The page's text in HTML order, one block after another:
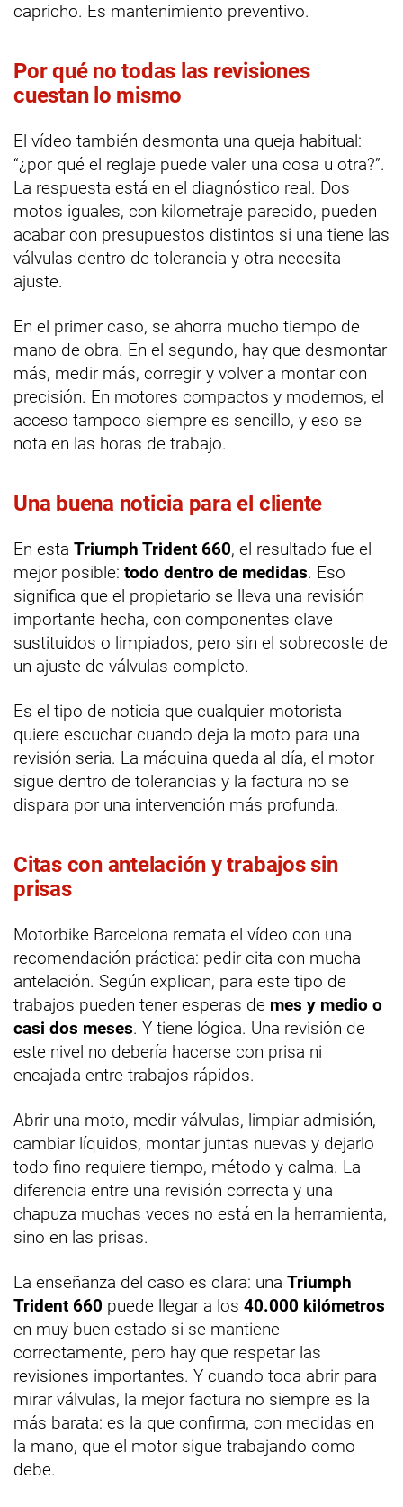
capricho. Es mantenimiento preventivo.
Por qué no todas las revisiones
cuestan lo mismo
El vídeo también desmonta una queja habitual:
“¿por qué el reglaje puede valer una cosa u otra?”.
La respuesta está en el diagnóstico real. Dos
motos iguales, con kilometraje parecido, pueden
acabar con presupuestos distintos si una tiene las
válvulas dentro de tolerancia y otra necesita
ajuste.
En el primer caso, se ahorra mucho tiempo de
mano de obra. En el segundo, hay que desmontar
más, medir más, corregir y volver a montar con
precisión. En motores compactos y modernos, el
acceso tampoco siempre es sencillo, y eso se
nota en las horas de trabajo.
Una buena noticia para el cliente
En esta Triumph Trident 660, el resultado fue el
mejor posible: todo dentro de medidas. Eso
significa que el propietario se lleva una revisión
importante hecha, con componentes clave
sustituidos o limpiados, pero sin el sobrecoste de
un ajuste de válvulas completo.
Es el tipo de noticia que cualquier motorista
quiere escuchar cuando deja la moto para una
revisión seria. La máquina queda al día, el motor
sigue dentro de tolerancias y la factura no se
dispara por una intervención más profunda.
Citas con antelación y trabajos sin
prisas
Motorbike Barcelona remata el vídeo con una
recomendación práctica: pedir cita con mucha
antelación. Según explican, para este tipo de
trabajos pueden tener esperas de mes y medio o
casi dos meses. Y tiene lógica. Una revisión de
este nivel no debería hacerse con prisa ni
encajada entre trabajos rápidos.
Abrir una moto, medir válvulas, limpiar admisión,
cambiar líquidos, montar juntas nuevas y dejarlo
todo fino requiere tiempo, método y calma. La
diferencia entre una revisión correcta y una
chapuza muchas veces no está en la herramienta,
sino en las prisas.
La enseñanza del caso es clara: una Triumph
Trident 660 puede llegar a los 40.000 kilómetros
en muy buen estado si se mantiene
correctamente, pero hay que respetar las
revisiones importantes. Y cuando toca abrir para
mirar válvulas, la mejor factura no siempre es la
más barata: es la que confirma, con medidas en
la mano, que el motor sigue trabajando como
debe.